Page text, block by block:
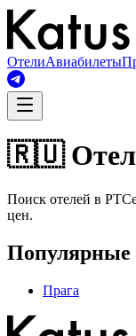
ОтелиАвиабилеты
🇷🇺
Поиск отелей в
цен.
Популярные
Прага